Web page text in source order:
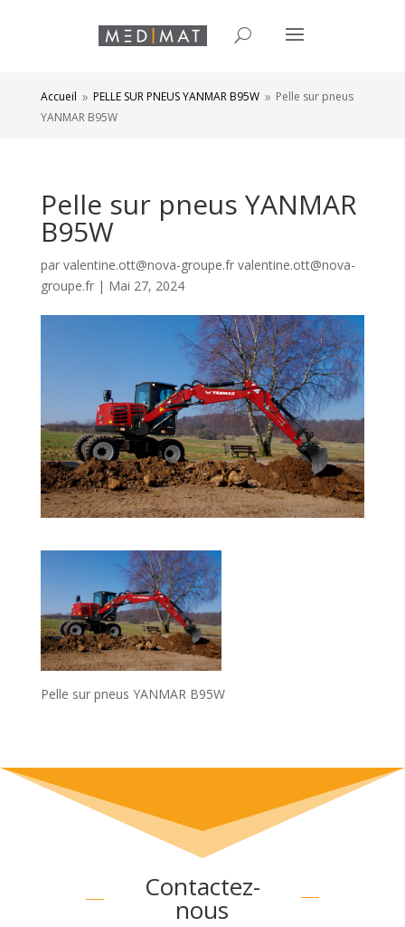
Accueil 9 PELLE SUR PNEUS YANMAR B95W 9 Pelle sur pneus
YANMAR B95W
Pelle sur pneus YANMAR
B95W
par valentine.ott@nova-groupe.fr valentine.ott@nova-
groupe.fr| Mai 27, 2024
Pelle sur pneus YANMAR B95W
Contactez-
nous